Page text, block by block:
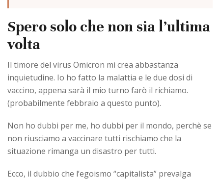
Spero solo che non sia l’ultima
volta
Il timore del virus Omicron mi crea abbastanza
inquietudine. Io ho fatto la malattia e le due dosi di
vaccino, appena sarà il mio turno farò il richiamo.
(probabilmente febbraio a questo punto).
Non ho dubbi per me, ho dubbi per il mondo, perchè se
non riusciamo a vaccinare tutti rischiamo che la
situazione rimanga un disastro per tutti.
Ecco, il dubbio che l’egoismo “capitalista” prevalga